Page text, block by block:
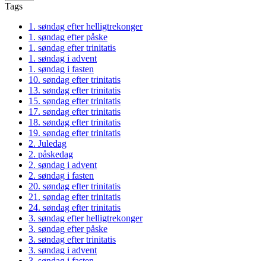
Tags
1. søndag efter helligtrekonger
1. søndag efter påske
1. søndag efter trinitatis
1. søndag i advent
1. søndag i fasten
10. søndag efter trinitatis
13. søndag efter trinitatis
15. søndag efter trinitatis
17. søndag efter trinitatis
18. søndag efter trinitatis
19. søndag efter trinitatis
2. Juledag
2. påskedag
2. søndag i advent
2. søndag i fasten
20. søndag efter trinitatis
21. søndag efter trinitatis
24. søndag efter trinitatis
3. søndag efter helligtrekonger
3. søndag efter påske
3. søndag efter trinitatis
3. søndag i advent